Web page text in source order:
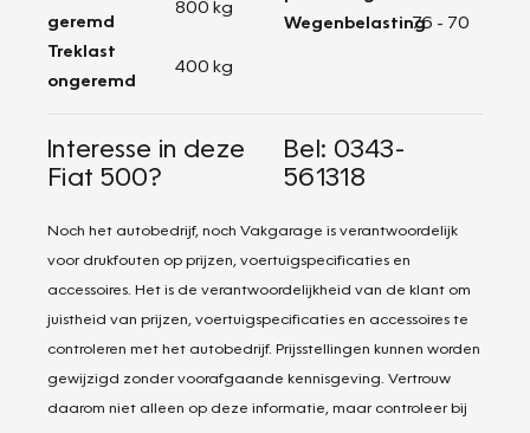
geremd
800 kg
Treklast
ongeremd
400 kg
Wegenbelasting76 - 70
Interesse in deze
Fiat 500?
Bel: 0343-
561318
Noch het autobedrijf, noch Vakgarage is verantwoordelijk
voor drukfouten op prijzen, voertuigspecificaties en
accessoires. Het is de verantwoordelijkheid van de klant om
juistheid van prijzen, voertuigspecificaties en accessoires te
controleren met het autobedrijf. Prijsstellingen kunnen worden
gewijzigd zonder voorafgaande kennisgeving. Vertrouw
daarom niet alleen op deze informatie, maar controleer bij